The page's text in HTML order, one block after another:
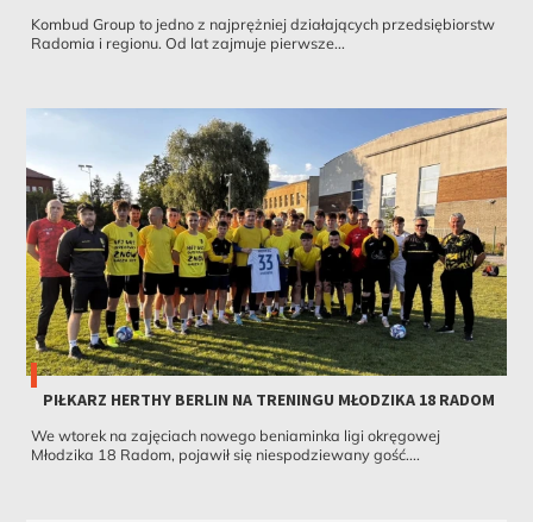
Kombud Group to jedno z najprężniej działających przedsiębiorstw
Radomia i regionu. Od lat zajmuje pierwsze...
PIŁKARZ HERTHY BERLIN NA TRENINGU MŁODZIKA 18 RADOM
We wtorek na zajęciach nowego beniaminka ligi okręgowej
Młodzika 18 Radom, pojawił się niespodziewany gość....